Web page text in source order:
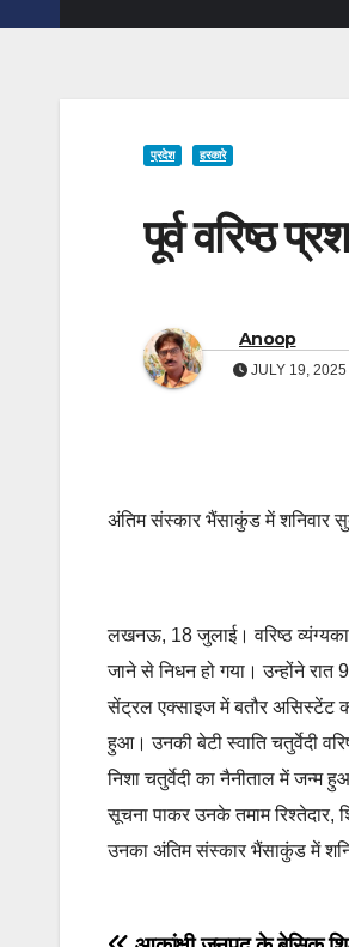
प्रदेश हरकारे
पूर्व वरिष्ठ
Anoop
JULY 19, 2025
अंतिम संस्कार भैंसाकुंड में शनिवार
लखनऊ, 18 जुलाई। वरिष्ठ व्यंग्यकार
जाने से निधन हो गया। उन्होंने
सेंट्रल एक्साइज में बतौर असिस्टेंट
हुआ। उनकी बेटी स्वाति चतुर्वेदी
निशा चतुर्वेदी का नैनीताल में जन्म
सूचना पाकर उनके तमाम रिश्तेदार,
उनका अंतिम संस्कार भैंसाकुंड में